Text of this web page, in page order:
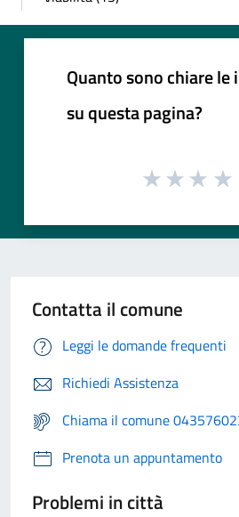
Quanto sono chiare
su questa pagina?
Contatta il comune
Leggi le domande frequenti
Richiedi Assistenza
Chiama il comune
Prenota un appuntamento
Problemi in città